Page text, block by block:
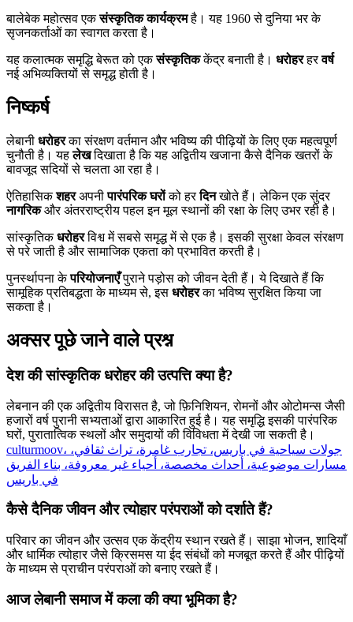
बालेबेक महोत्सव एकसंस्कृतिक कार्यक्रमहै। यह 1960 से दुनिया भर के
सृजनकर्ताओं का स्वागत करता है।
यह कलात्मक समृद्धि बेरूत को एकसंस्कृतिककेंद्र बनाती है। धरोहरहरवर्ष
नई अभिव्यक्तियों से समृद्ध होती है।
निष्कर्ष
लेबानी धरोहरका संरक्षण वर्तमान और भविष्य की पीढ़ियों के लिए एक महत्वपूर्ण
चुनौती है। यहलेखदिखाता है कि यह अद्वितीय खजाना कैसे दैनिक खतरों के
बावजूद सदियों से चलता आ रहा है।
ऐतिहासिकशहरअपनीपारंपरिक घरोंको हरदिनखोते हैं। लेकिन एक सुंदर
नागरिकऔर अंतरराष्ट्रीय पहल इन मूल स्थानों की रक्षा के लिए उभर रही है।
सांस्कृतिकधरोहरविश्व में सबसे समृद्ध में से एक है। इसकी सुरक्षा केवल संरक्षण
से परे जाती है और सामाजिक एकता को प्रभावित करती है।
पुनर्स्थापना केपरियोजनाएँपुराने पड़ोस को जीवन देती हैं। ये दिखाते हैं कि
सामूहिक प्रतिबद्धता के माध्यम से, इस धरोहरका भविष्य सुरक्षित किया जा
सकता है।
अक्सर पूछे जाने वाले प्रश्न
देश की सांस्कृतिक धरोहर की उत्पत्ति क्या है?
लेबनान की एक अद्वितीय विरासत है, जो फ़िनिशियन, रोमनों और ओटोमन्स जैसी
हजारों वर्ष पुरानी सभ्यताओं द्वारा आकारित हुई है। यह समृद्धि इसकी पारंपरिक
घरों, पुरातात्विक स्थलों और समुदायों की विविधता में देखी जा सकती है।
culturmoov، جولات سياحية في باريس، تجارب غامرة، تراث ثقافي،
مسارات موضوعية، أحداث مخصصة، أحياء غير معروفة، بناء الفريق
في باريس
कैसे दैनिक जीवन और त्योहार परंपराओं को दर्शाते हैं?
परिवार का जीवन और उत्सव एक केंद्रीय स्थान रखते हैं। साझा भोजन, शादियाँ
और धार्मिक त्योहार जैसे क्रिसमस या ईद संबंधों को मजबूत करते हैं और पीढ़ियों
के माध्यम से प्राचीन परंपराओं को बनाए रखते हैं।
आज लेबानी समाज में कला की क्या भूमिका है?